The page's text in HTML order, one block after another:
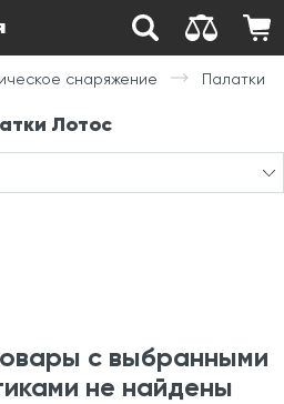
снаряжение Палатки
Лотос
с выбранными
не найдены